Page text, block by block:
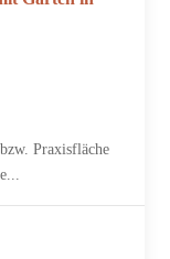
Praxisfläche